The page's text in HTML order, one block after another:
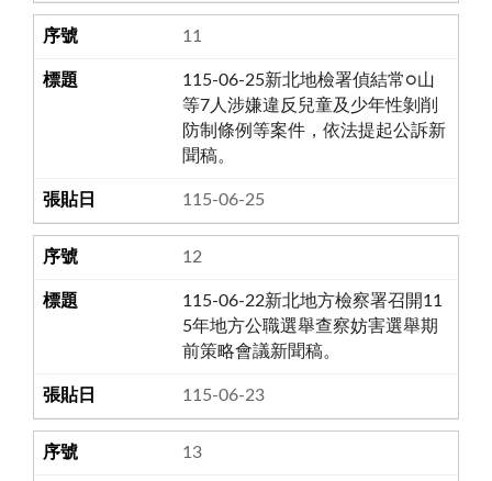
11
115-06-25新北地檢署偵結常○山
等7人涉嫌違反兒童及少年性剝削
防制條例等案件，依法提起公訴新
聞稿。
115-06-25
12
115-06-22新北地方檢察署召開11
5年地方公職選舉查察妨害選舉期
前策略會議新聞稿。
115-06-23
13